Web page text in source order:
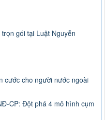
gói tại Luật Nguyễn
cước cho người nước ngoài
CP: Đột phá 4 mô hình cụm